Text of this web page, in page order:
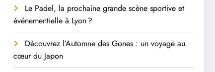
Le Padel, la prochaine grande scène sportive et
événementielle à Lyon ?
Découvrez l’Automne des Gones : un voyage au
cœur du Japon